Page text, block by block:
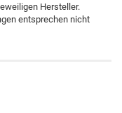
Hersteller.
entsprechen nicht